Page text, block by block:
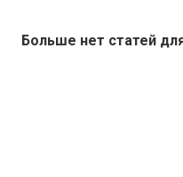
Больше нет статей